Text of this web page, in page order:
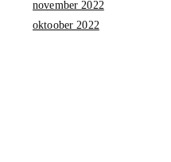
november 2022
oktoober 2022